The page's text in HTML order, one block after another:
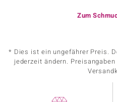
Zum
* Dies ist ein ungefährer Preis.
jederzeit ändern.